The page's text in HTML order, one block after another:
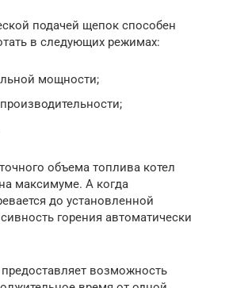
подачей щепок способен
в следующих режимах:
мощности;
объема топлива котел
максимуме. А когда
до установленной
горения автоматически
возможность